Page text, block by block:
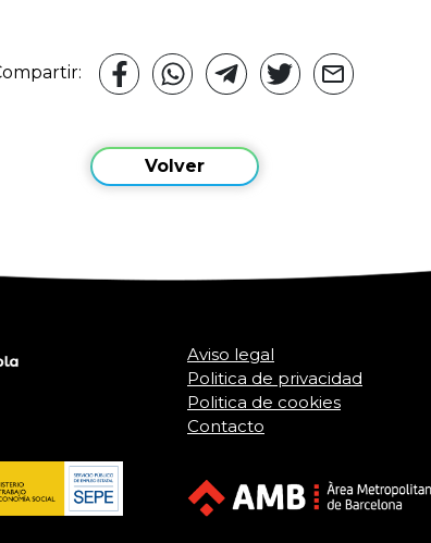
Volver
Aviso legal
Politica de privacidad
Politica de cookies
Contacto